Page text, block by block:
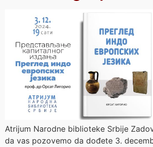
Atrijum Narodne biblioteke Srbije
da vas pozovemo da dođete 3.